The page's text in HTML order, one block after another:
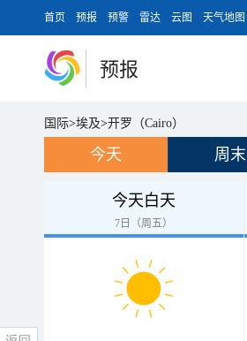
首页 预报 预警 雷达 云图 天气地图
预报
国际>埃及>开罗（Cairo）
今天 周末
今天白天
7日（周五）